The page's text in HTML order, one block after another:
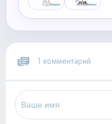
1 комментарий